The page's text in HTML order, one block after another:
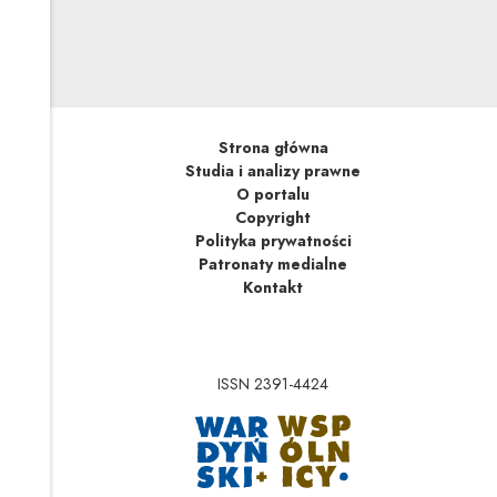
Strona główna
Studia i analizy prawne
O portalu
Copyright
Polityka prywatności
Patronaty medialne
Kontakt
ISSN 2391-4424
Uwaga, link zostanie